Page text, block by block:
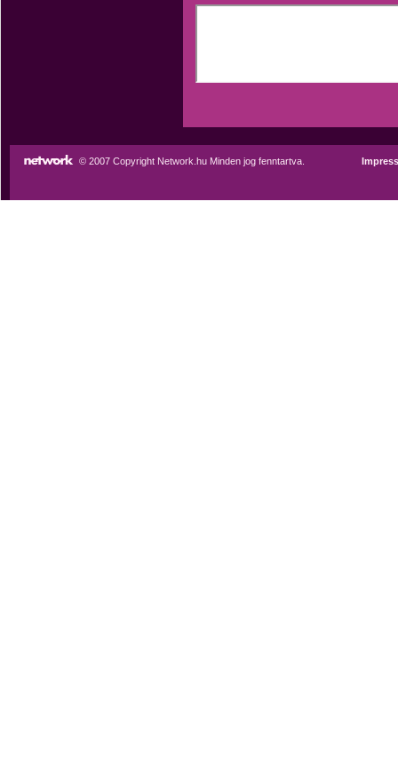
© 2007 Copyright Network.hu Minden jog fenntartva.